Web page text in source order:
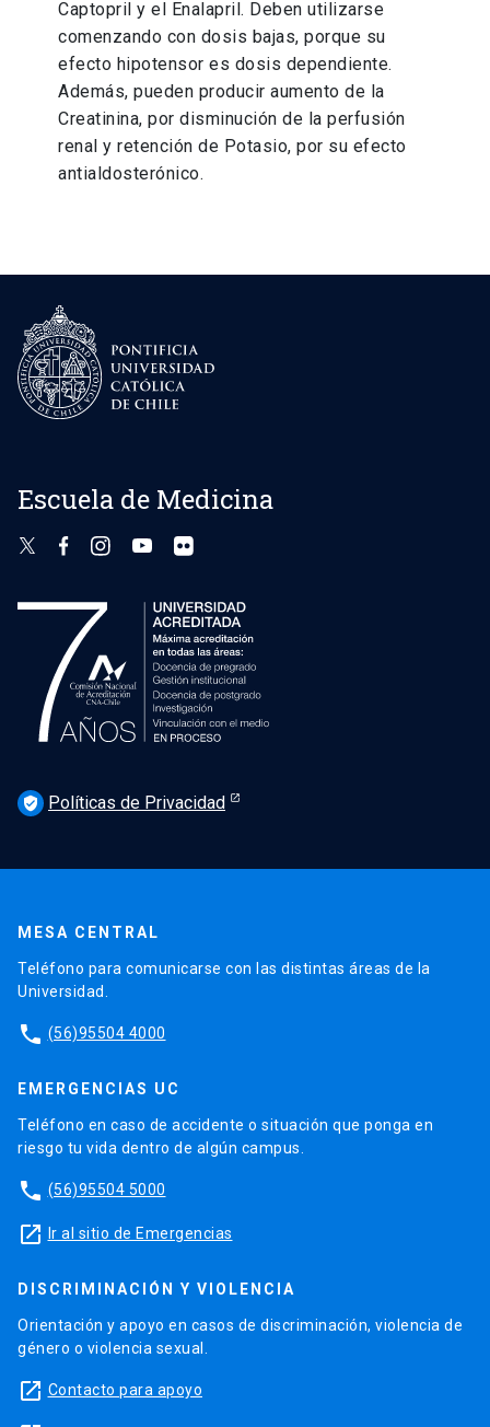
Captopril y el Enalapril. Deben utilizarse
comenzando con dosis bajas, porque su
efecto hipotensor es dosis dependiente.
Además, pueden producir aumento de la
Creatinina, por disminución de la perfusión
renal y retención de Potasio, por su efecto
antialdosterónico.
Escuela de Medicina
verified_user Políticas de Privacidad
MESA CENTRAL
Teléfono para comunicarse con las distintas áreas de la
Universidad.
phone (56)95504 4000
EMERGENCIAS UC
Teléfono en caso de accidente o situación que ponga en
riesgo tu vida dentro de algún campus.
phone (56)95504 5000
launch Ir al sitio de Emergencias
DISCRIMINACIÓN Y VIOLENCIA
Orientación y apoyo en casos de discriminación, violencia de
género o violencia sexual.
launch Contacto para apoyo